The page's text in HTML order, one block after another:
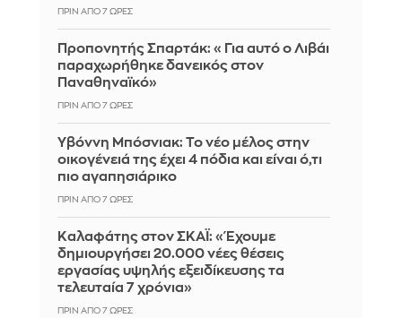
ΠΡΙΝ ΑΠΌ 7 ΏΡΕΣ
Προπονητής Σπαρτάκ: «Για αυτό ο Λιβάι
παραχωρήθηκε δανεικός στον
Παναθηναϊκό»
ΠΡΙΝ ΑΠΌ 7 ΏΡΕΣ
Υβόννη Μπόσνιακ: Το νέο μέλος στην
οικογένειά της έχει 4 πόδια και είναι ό,τι
πιο αγαπησιάρικο
ΠΡΙΝ ΑΠΌ 7 ΏΡΕΣ
Καλαφάτης στον ΣΚΑΪ: «Έχουμε
δημιουργήσει 20.000 νέες θέσεις
εργασίας υψηλής εξειδίκευσης τα
τελευταία 7 χρόνια»
ΠΡΙΝ ΑΠΌ 7 ΏΡΕΣ